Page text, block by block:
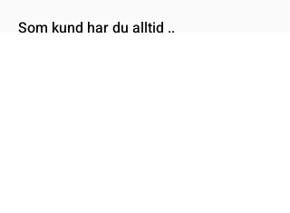
Som kund har du alltid ..